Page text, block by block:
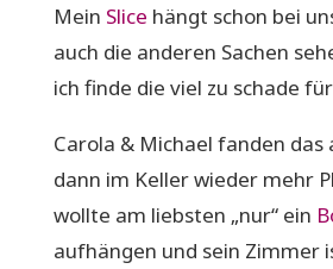
Mein Slice hängt schon bei
auch die anderen Sachen
ich finde die viel zu schade
Carola & Michael fanden das
dann im Keller wieder mehr
wollte am liebsten „nur“ ein
aufhängen und sein Zimmer